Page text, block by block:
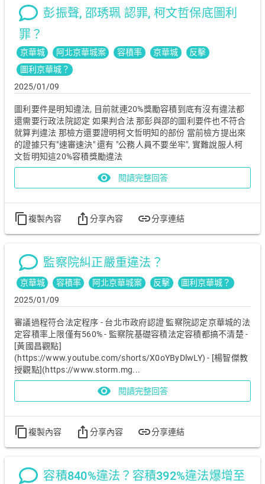
彭振聲, 邵琇珮 認罪, 柯文哲保底圖利
罪？
京華城 阿北京華城案 容積率 京華城​
反擊
圖利京華城？
2025/01/09
圖利要件是明知違法, 目前就連20%獎勵容積到底有沒有違法都
還需要行政法院認定 如果判合法 那彭與邵的圖利要件也不符合
就算判違法 那檢方還要證明柯文哲明知的部份 當前檢方提出來
的證據只有"速審速決" 還有 "公務人員不要坐牢", 實難說服人柯
文哲明知這20%容積獎勵違法
visibility 閱讀完整回答
content_copy複製內容 ios_share 分享內容 link分享連結
監察院糾正嚴重違法？
京華城 容積率 阿北京華城案 反擊
圖利京華城？
2025/01/09
審議過程符合法定程序 - 台北市政府認證 監察院認定京華城的法
定容積率上限僅有560% - 監察院基礎容積法定容積都搞不清楚 -
[黃國昌觀點]
(https://www.youtube.com/shorts/X0oYByDlwLY) - [楊智傑教
授觀點](https://www.storm.mg...
visibility 閱讀完整回答
content_copy複製內容 ios_share 分享內容 link分享連結
容積840%違法？容積392%違法爆增至